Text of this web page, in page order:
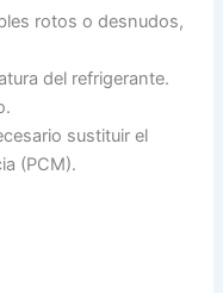
rotos o desnudos,
del refrigerante.
sustituir el
(PCM).